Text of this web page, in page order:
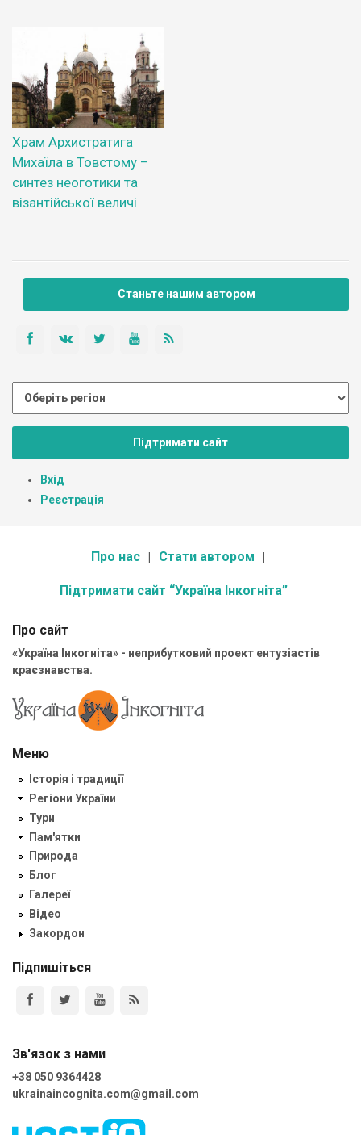
Храм Архистратига
Михаїла в Товстому –
синтез неоготики та
візантійської величі
Станьте нашим автором
Підтримати сайт
Вхід
Реєстрація
Про нас Стати автором
Підтримати сайт “Україна Інкогніта”
Про сайт
«Україна Інкогніта» - неприбутковий проект ентузіастів
краєзнавства.
Меню
Історія і традиції
Регіони України
Тури
Пам'ятки
Природа
Блог
Галереї
Відео
Закордон
Підпишіться
Зв'язок з нами
+38 050 9364428
ukrainaincognita.com@gmail.com